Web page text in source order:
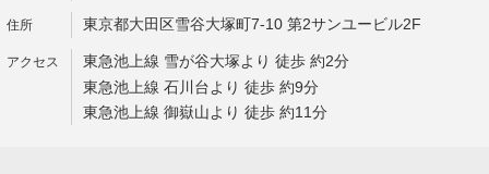
東京都大田区雪谷大塚町7-10 第2サンユービル2F
東急池上線 雪が谷大塚より 徒歩 約2分
東急池上線 石川台より 徒歩 約9分
東急池上線 御嶽山より 徒歩 約11分